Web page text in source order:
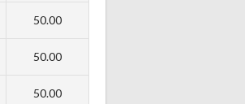
50.00
50.00
50.00